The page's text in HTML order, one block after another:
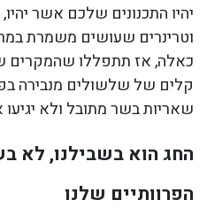
יהיו התכנונים שלכם אשר
וטרינרים שעושים משמרת
כאלה, אז תתפללו שהמקרים
קלים של שלשולים מנבירה
שאריות בשר מתובל ולא
החג הוא בשבילנו, לא
הפרוותיים שלנו